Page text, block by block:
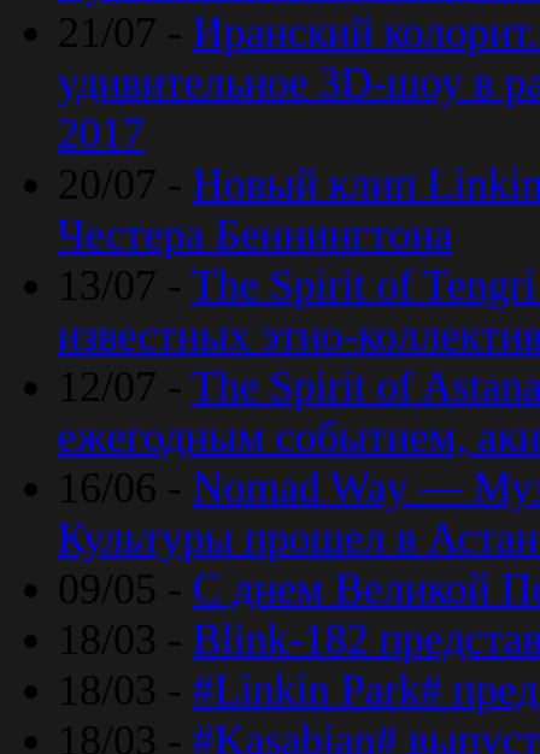
21/07 - Иранский
удивительное 3D-шоу в
2017
20/07 - Новый клип Linkin
Честера Беннингтона
13/07 - The Spirit of Tengri
известных этно-
12/07 - The Spirit of
ежегодным событием,
16/06 - Nomad Way —
Культуры прошел в
09/05 - С днем Великой
18/03 - Blink-182
18/03 - #Linkin Park#
18/03 - #Kasabian#